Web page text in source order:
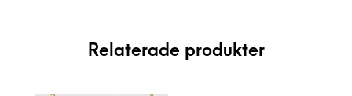
Relaterade produkter